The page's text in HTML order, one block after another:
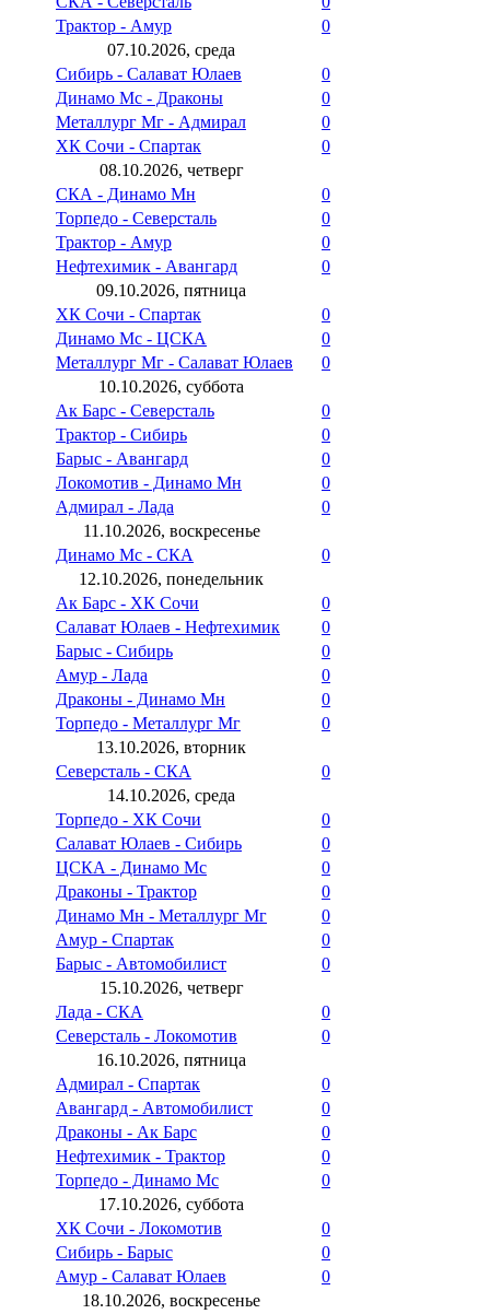
Трактор - Амур
0
07.10.2026, среда
Сибирь - Салават Юлаев
0
Динамо Мс - Драконы
0
Металлург Мг - Адмирал
0
ХК Сочи - Спартак
0
08.10.2026, четверг
СКА - Динамо Мн
0
Торпедо - Северсталь
0
Трактор - Амур
0
Нефтехимик - Авангард
0
09.10.2026, пятница
ХК Сочи - Спартак
0
Динамо Мс - ЦСКА
0
Металлург Мг - Салават Юлаев
0
10.10.2026, суббота
Ак Барс - Северсталь
0
Трактор - Сибирь
0
Барыс - Авангард
0
Локомотив - Динамо Мн
0
Адмирал - Лада
0
11.10.2026, воскресенье
Динамо Мс - СКА
0
12.10.2026, понедельник
Ак Барс - ХК Сочи
0
Салават Юлаев - Нефтехимик
0
Барыс - Сибирь
0
Амур - Лада
0
Драконы - Динамо Мн
0
Торпедо - Металлург Мг
0
13.10.2026, вторник
Северсталь - СКА
0
14.10.2026, среда
Торпедо - ХК Сочи
0
Салават Юлаев - Сибирь
0
ЦСКА - Динамо Мс
0
Драконы - Трактор
0
Динамо Мн - Металлург Мг
0
Амур - Спартак
0
Барыс - Автомобилист
0
15.10.2026, четверг
Лада - СКА
0
Северсталь - Локомотив
0
16.10.2026, пятница
Адмирал - Спартак
0
Авангард - Автомобилист
0
Драконы - Ак Барс
0
Нефтехимик - Трактор
0
Торпедо - Динамо Мс
0
17.10.2026, суббота
ХК Сочи - Локомотив
0
Сибирь - Барыс
0
Амур - Салават Юлаев
0
18.10.2026, воскресенье